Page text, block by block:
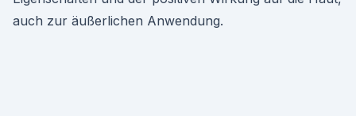
auch zur äußerlichen Anwendung.